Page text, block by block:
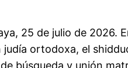
25 de julio de 2026.
ortodoxa, el
búsqueda y unión